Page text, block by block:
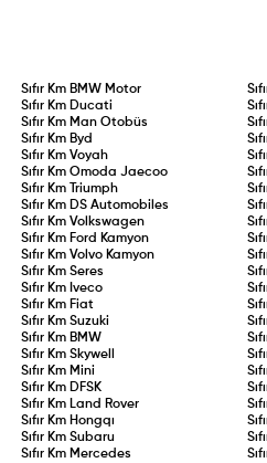
Sıfır Km BMW Motor
Sıfır Km Ducati
Sıfır Km Man Otobüs
Sıfır Km Byd
Sıfır KmVoyah
Sıfır KmOmoda Jaecoo
Sıfır Km
Triumph
Sıfır Km DS Automobiles
Sıfır KmVolkswagen
Sıfır Km Ford Kamyon
Sıfır KmVolvo Kamyon
Sıfır KmSeres
Sıfır Km Iveco
Sıfır Km Fiat
Sıfır KmSuzuki
Sıfır Km BMW
Sıfır KmSkywell
Sıfır Km Mini
Sıfır Km DFSK
Sıfır Km Land Rover
Sıfır Km Hongqı
Sıfır KmSubaru
Sıfır Km Mercedes